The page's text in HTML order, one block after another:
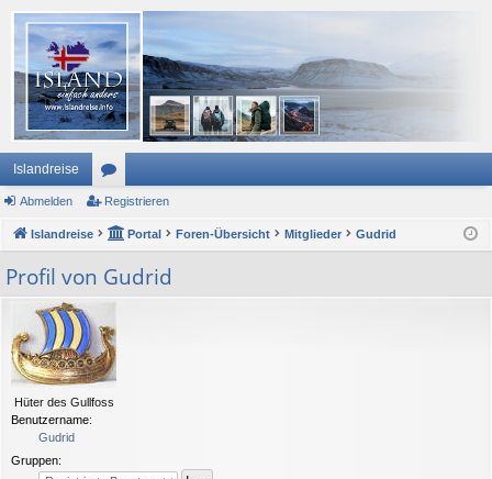
Islandreise
or
en
Abmelden Registrieren
Islandreise Portal Foren-Übersicht Mitglieder Gudrid
Profil von Gudrid
Hüter des Gullfoss
Benutzername:
Gudrid
Gruppen: